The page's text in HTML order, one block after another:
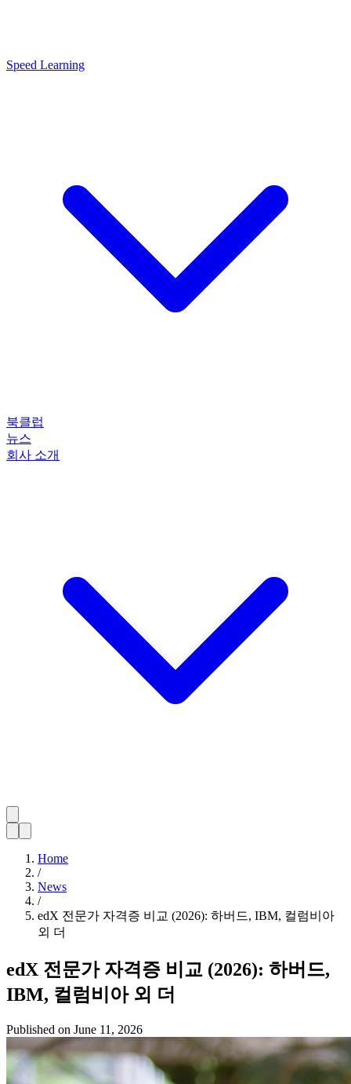
Speed Learning
북클럽
뉴스
회사 소개
Home
/
News
/
edX 전문가 자격증 비교 (2026): 하버드, IBM, 컬럼비아
외 더
edX 전문가 자격증 비교 (2026): 하버드,
IBM, 컬럼비아 외 더
Published on June 11, 2026